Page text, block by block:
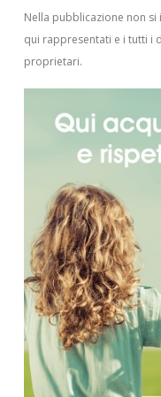
Nella pubblicazione non
qui rappresentati e i tutti i
proprietari.